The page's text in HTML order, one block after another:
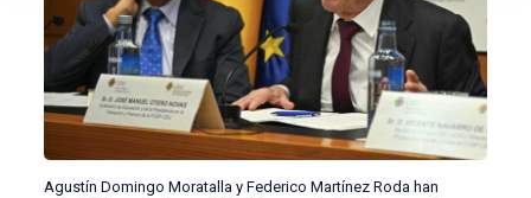
Agustín Domingo Moratalla y Federico Martínez Roda han